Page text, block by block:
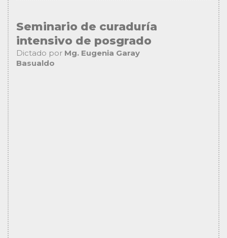
Seminario de curaduría
intensivo de posgrado
Dictado por Mg. Eugenia Garay
Basualdo